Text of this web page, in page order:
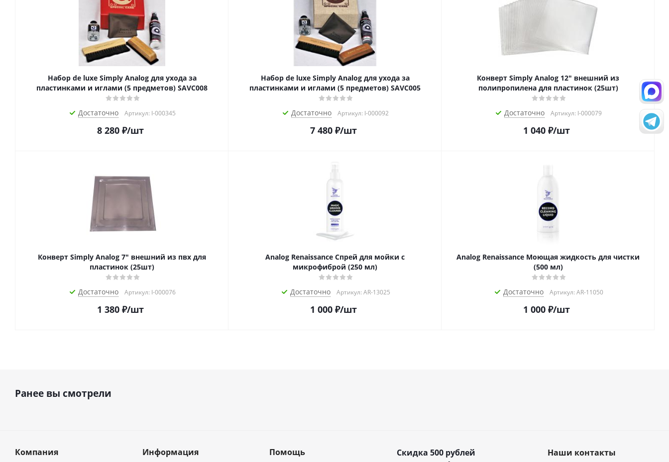
Набор de luxe Simply Analog для ухода за
пластинками и иглами (5 предметов) SAVC008
Достаточно Артикул: I-000345
8 280₽/шт
Набор de luxe Simply Analog для ухода за
пластинками и иглами (5 предметов) SAVC005
Достаточно Артикул: I-000092
7 480₽/шт
Конверт Simply Analog 12" внешний из
полипропилена для пластинок (25шт)
Достаточно Артикул: I-000079
1 040₽/шт
Конверт Simply Analog 7" внешний из пвх для
пластинок (25шт)
Достаточно Артикул: I-000076
1 380₽/шт
Analog Renaissance Спрей для мойки с
микрофиброй (250 мл)
Достаточно Артикул: AR-13025
1 000₽/шт
Analog Renaissance Моющая жидкость для чистки
(500 мл)
Достаточно Артикул: AR-11050
1 000₽/шт
Ранее вы смотрели
Компания Информация Помощь
Скидка 500 рублей
Наши контакты